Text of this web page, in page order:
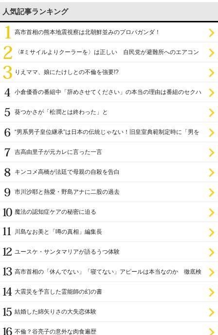
人気記事ランキング
高市首相の熊本地震視察は北朝鮮並みのプロパガンダ！
〈#ミサイルよりクーラーを〉は正しい 自民党が避難所へのエアコン
りえママ、娘にたけしとの不倫を強要!?
小倉優香の番組中「辞めさせてください」の本当の理由は番組のセクハ
葵つかさが「松潤とは終わった」と
“男系男子皇位継承”は日本の伝統じゃない！旧皇室典範制定時に「男を
吉高由里子が元カレに言った一言
キンコメ高橋が法廷で母親の自殺を告白
市川沙耶と熱愛・野島アナに二股の過去
魔法の認知症ケアの秘密に迫る
川島なお美と「噂の真相」編集長
ユースケ・サンタマリアが語るうつ体験
高市首相の「休んでない」「寝てない」アピールは本当なのか 徹底検
大震災を予言した霊能師の幻の書
結婚した綿矢りさの大失恋体験
不倫？谷亮子の意外な肉食遍歴